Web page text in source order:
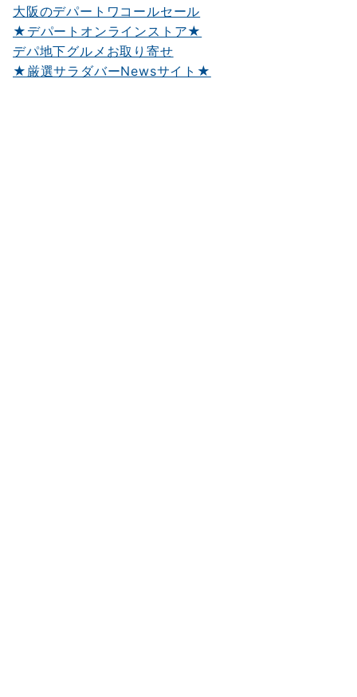
大阪のデパートワコールセール
★デパートオンラインストア★
デパ地下グルメお取り寄せ
★厳選サラダバーNewsサイト★